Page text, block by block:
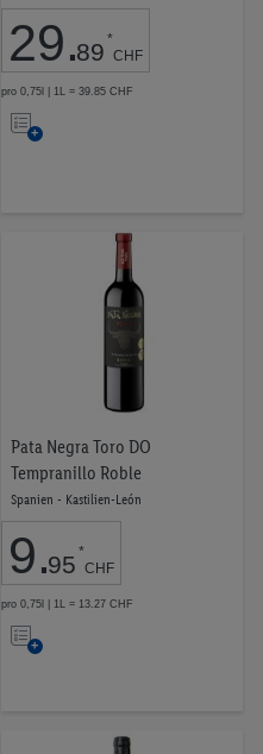
29.89 *
CHF
pro 0,75l | 1L = 39.85 CHF
Auf
Pata Negra Toro DO
Tempranillo Roble
Spanien - Kastilien-León
9.95 *
CHF
pro 0,75l | 1L = 13.27 CHF
Auf